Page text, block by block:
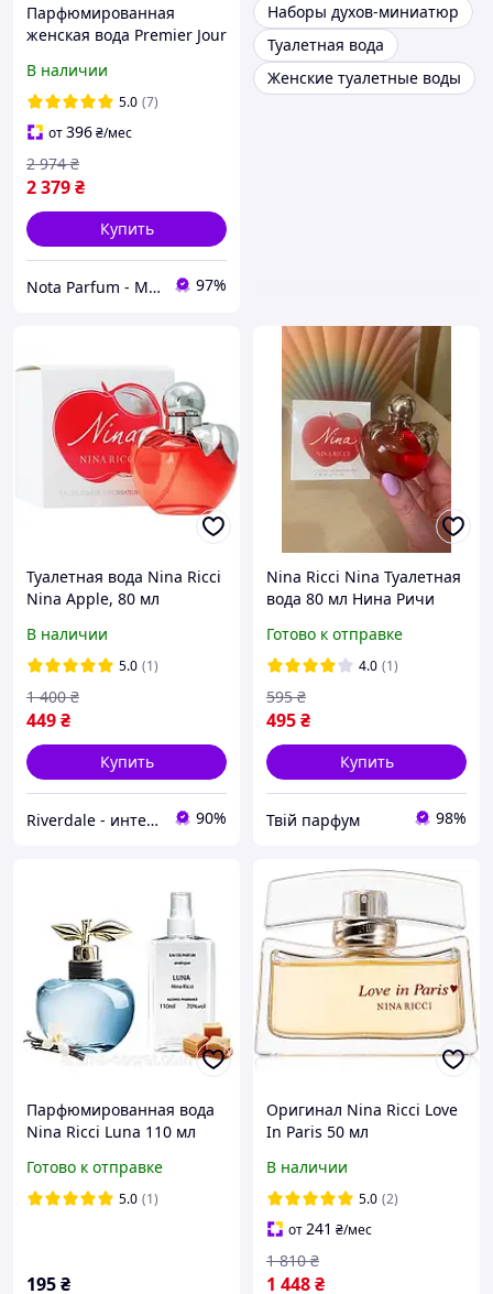
Парфюмированная
женская вода Premier Jour
без крышечки)
В наличии
5.0 (7)
от396₴/мес
2 379₴
2 974 ₴
Купить
Nota Parfum - Магазин оригинальной парфюмерии оптом и в розницу 97%
Наборы духов-миниатюр
Туалетная вода
Женские туалетные воды
Туалетная вода Nina Ricci
Nina Apple, 80 мл
В наличии
5.0 (1)
449₴
1 400 ₴
Купить
Riverdale - интернет-магазин 90%
Nina Ricci Nina Туалетная
вода 80 мл Нина Ричи
Женский парфюм Аромат
Духи
Готово к отправке
4.0 (1)
495₴
595 ₴
Купить
Твій парфум 98%
Парфюмированная вода
Nina Ricci Luna 110 мл
Готово к отправке
5.0 (1)
195₴
Оригинал Nina Ricci Love
In Paris 50 мл
В наличии
5.0 (2)
от241 ₴/мес
1 448₴
1 810 ₴